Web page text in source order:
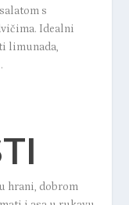
s
Idealni
limunada,
hrani, dobrom